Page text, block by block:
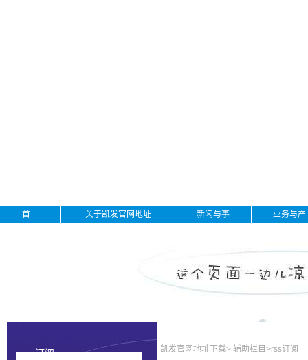
首
关于凯发官网地址
新闻与事
业务与产
rss订阅 凯发官网地址下载> 辅助栏目 >rss订阅